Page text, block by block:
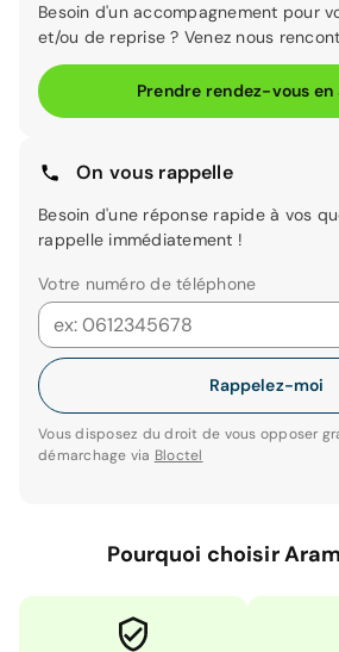
Besoin d'un accompagnement pour
et/ou de reprise ? Venez nous
Prendre rendez-vous en
On vous rappelle
Besoin d'une réponse rapide à vos
rappelle immédiatement !
Votre numéro de téléphone
Rappelez-moi
Vous disposez du droit de vous opposer
démarchage via Bloctel
Pourquoi choisir